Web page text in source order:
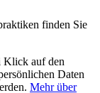
finden Sie
Klick auf den
Daten
Mehr über